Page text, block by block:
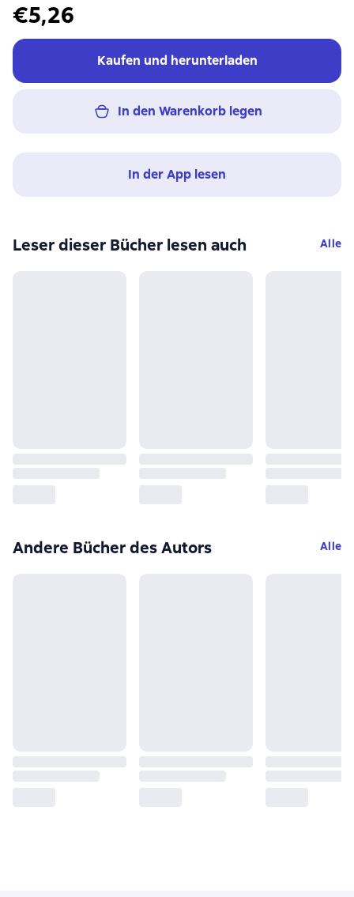
€5,26
Kaufen und herunterladen
In den Warenkorb legen
In der App lesen
Leser dieser Bücher lesen auch Alle
Andere Bücher des Autors Alle